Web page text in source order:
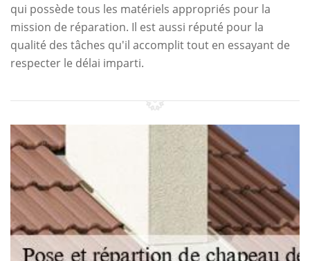
qui possède tous les matériels appropriés pour la
mission de réparation. Il est aussi réputé pour la
qualité des tâches qu'il accomplit tout en essayant de
respecter le délai imparti.